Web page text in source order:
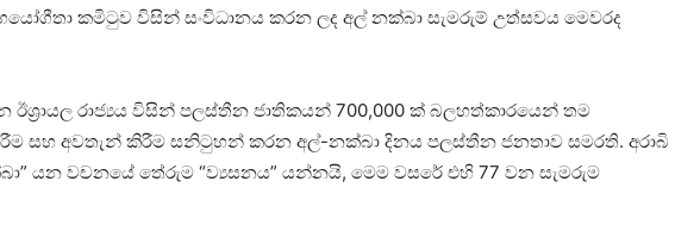
කමිටුව විසින් සංවිධානය කරන ලද අල් නක්බා සැමරුම් උත්සවය මෙවරද
ඊශ්‍රායල රාජ්‍යය විසින් පලස්තීන ජාතිකයන් 700,000 ක් බලහත්කාරයෙන් තම
සහ අවතැන් කිරීම සනිටුහන් කරන අල්-නක්බා දිනය පලස්තීන ජනතාව සමරති. අරාබි
යන වචනයේ තේරුම “ව්‍යසනය” යන්නයි, මෙම වසරේ එහි 77 වන සැමරුම